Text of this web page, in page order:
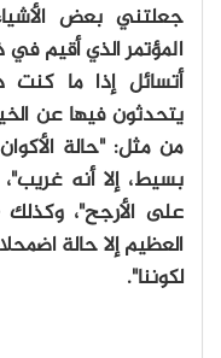
جعلتني بعض
أتسائل إذا ما كنت
يتحدثون فيها عن
بسيط، إلا أنه
على الأرجح"،
العظيم إلا حالة
لكوننا".